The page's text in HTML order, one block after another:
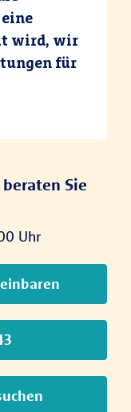
wird, wir
für
Sie
Uhr